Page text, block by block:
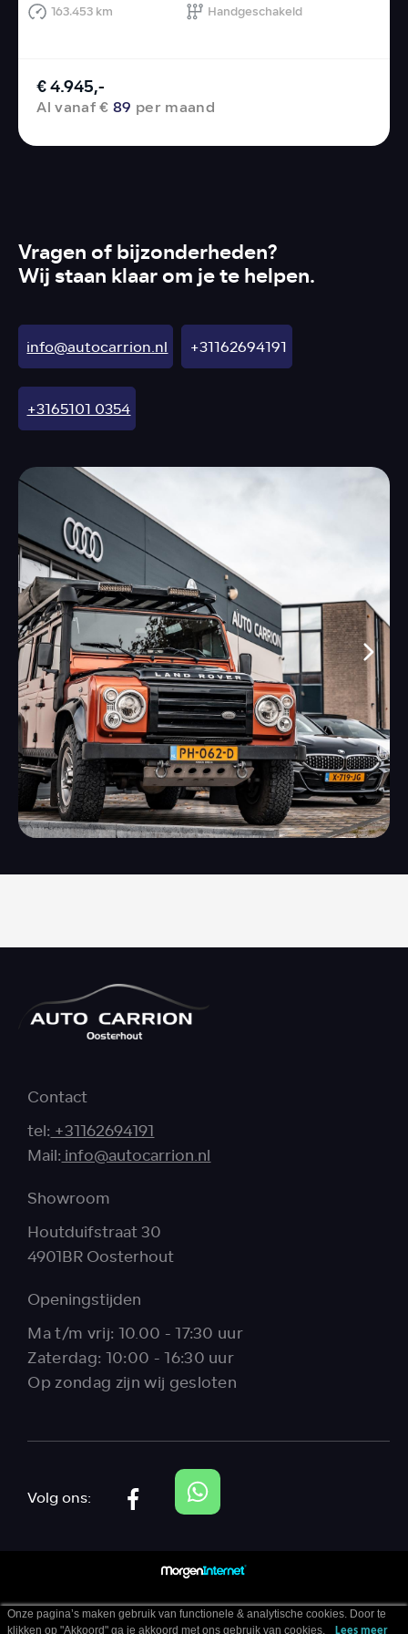
163.453 km
Handgeschakeld
€ 4.945,-
Al vanaf €89 per maand
Vragen of bijzonderheden?
Wij staan klaar om je te helpen.
info@autocarrion.nl +31162694191
+3165101 0354
Contact
tel:+31162694191
Mail:info@autocarrion.nl
Showroom
Houtduifstraat 30
4901BR Oosterhout
Openingstijden
Ma t/m vrij: 10.00 - 17:30 uur
Zaterdag: 10:00 - 16:30 uur
Op zondag zijn wij gesloten
Volg ons:
Onze pagina’s maken gebruik van functionele & analytische cookies. Door te
klikken op "Akkoord" ga je akkoord met ons gebruik van cookies.
Lees meer